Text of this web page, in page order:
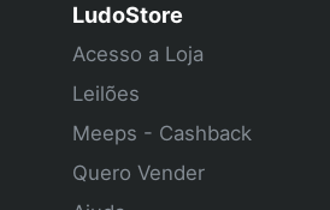
LudoStore
Acesso a Loja
Leilões
Meeps - Cashback
Quero Vender